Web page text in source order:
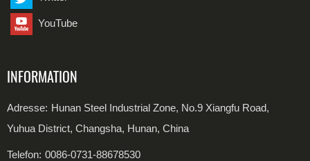
YouTube
INFORMATION
Adresse: Hunan Steel Industrial Zone, No.9 Xiangfu Road,
Yuhua District, Changsha, Hunan, China
Telefon: 0086-0731-88678530